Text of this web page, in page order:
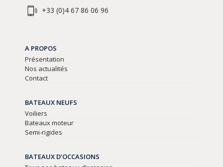
+33 (0)4 67 86 06 96
A PROPOS
Présentation
Nos actualités
Contact
BATEAUX NEUFS
Voiliers
Bateaux moteur
Semi-rigides
BATEAUX D’OCCASIONS